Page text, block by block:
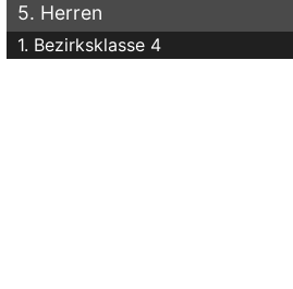
5. Herren
1. Bezirksklasse 4